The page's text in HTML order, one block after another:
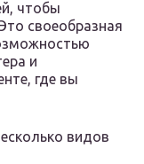
чтобы
своеобразная
и
где вы
видов